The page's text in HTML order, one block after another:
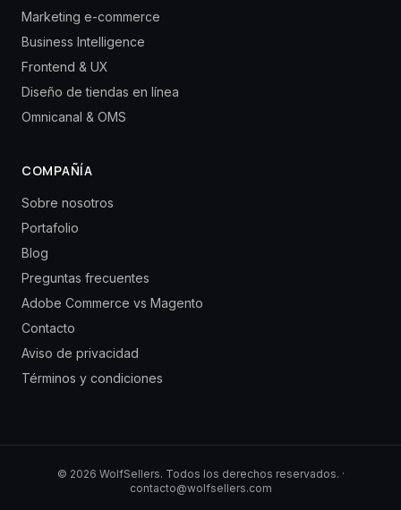
Marketing e-commerce
Business Intelligence
Frontend & UX
Diseño de tiendas en línea
Omnicanal & OMS
COMPAÑÍA
Sobre nosotros
Portafolio
Blog
Preguntas frecuentes
Adobe Commerce vs Magento
Contacto
Aviso de privacidad
Términos y condiciones
© 2026 WolfSellers. Todos los derechos reservados. ·
contacto@wolfsellers.com